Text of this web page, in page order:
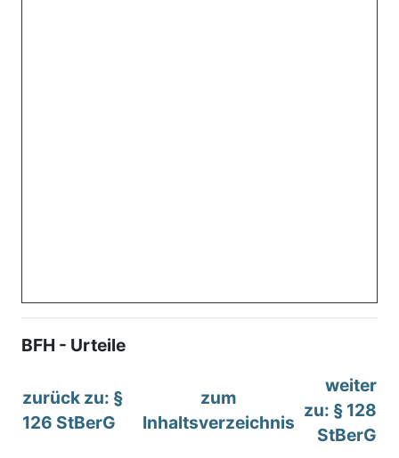
BFH - Urteile
zurück zu: §
126 StBerG
zum
Inhaltsverzeichnis
weiter
zu: § 128
StBerG